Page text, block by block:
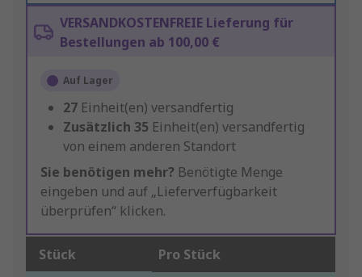
VERSANDKOSTENFREIE Lieferung für
Bestellungen ab 100,00 €
Auf Lager
27 Einheit(en) versandfertig
Zusätzlich 35 Einheit(en) versandfertig
von einem anderen Standort
Sie benötigen mehr? Benötigte Menge
eingeben und auf „Lieferverfügbarkeit
überprüfen“ klicken.
Stück Pro Stück